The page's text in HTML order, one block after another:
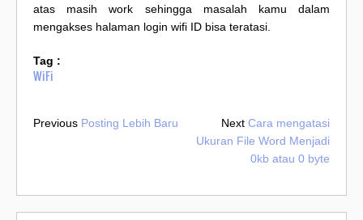
atas masih work sehingga masalah kamu dalam
mengakses halaman login wifi ID bisa teratasi.
Tag :
WiFi
Previous Posting Lebih Baru Next Cara mengatasi
Ukuran File Word Menjadi
0kb atau 0 byte